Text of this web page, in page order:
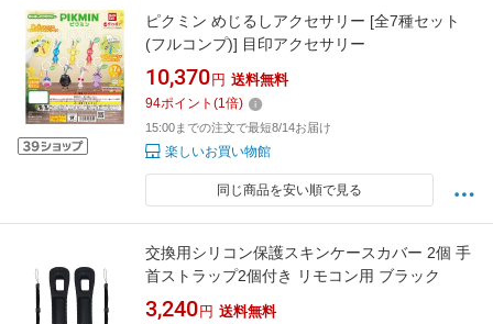
ピクミン めじるしアクセサリー [全7種セット
(フルコンプ)] 目印アクセサリー
10,370 円 送料無料
94ポイント (1倍)
15:00までの注文で最短8/14お届け
楽しいお買い物館
同じ商品を安い順で見る
交換用シリコン保護スキンケースカバー 2個 手
首ストラップ2個付き リモコン用 ブラック
3,240 円 送料無料